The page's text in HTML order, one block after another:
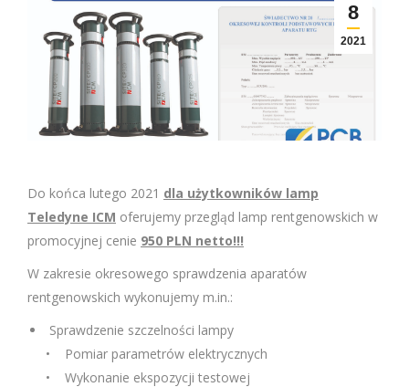
8
2021
Do końca lutego 2021 dla użytkowników lamp
Teledyne ICM oferujemy przegląd lamp rentgenowskich w
promocyjnej cenie 950 PLN netto!!!
W zakresie okresowego sprawdzenia aparatów
rentgenowskich wykonujemy m.in.:
Sprawdzenie szczelności lampy
• Pomiar parametrów elektrycznych
• Wykonanie ekspozycji testowej